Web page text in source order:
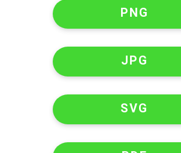
PNG
JPG
SVG